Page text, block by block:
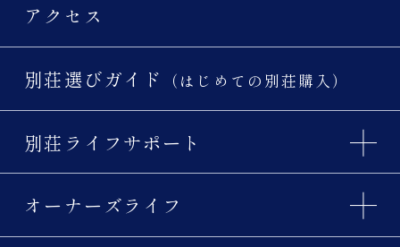
アクセス
別荘選びガイド （はじめての別荘購入）
別荘ライフサポート
オーナーズライフ